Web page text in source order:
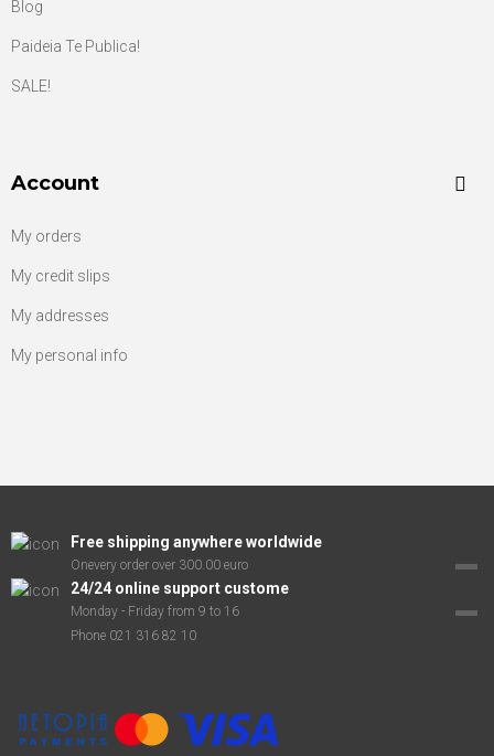
Blog
Paideia Te Publica!
SALE!
Account
My orders
My credit slips
My addresses
My personal info
Free shipping anywhere worldwide
Onevery order over 300.00 euro
24/24 online support custome
Monday - Friday from 9 to 16
Phone 021 316 82 10